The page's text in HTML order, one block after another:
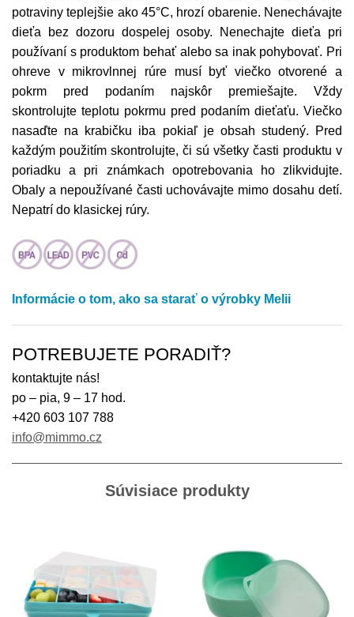
potraviny teplejšie ako 45°C, hrozí obarenie. Nenechávajte
dieťa bez dozoru dospelej osoby. Nenechajte dieťa pri
používaní s produktom behať alebo sa inak pohybovať. Pri
ohreve v mikrovlnnej rúre musí byť viečko otvorené a
pokrm pred podaním najskôr premiešajte. Vždy
skontrolujte teplotu pokrmu pred podaním dieťaťu. Viečko
nasaďte na krabičku iba pokiaľ je obsah studený. Pred
každým použitím skontrolujte, či sú všetky časti produktu v
poriadku a pri známkach opotrebovania ho zlikvidujte.
Obaly a nepoužívané časti uchovávajte mimo dosahu detí.
Nepatrí do klasickej rúry.
Informácie o tom, ako sa starať o výrobky Melii
POTREBUJETE PORADIŤ?
kontaktujte nás!
po – pia, 9 – 17 hod.
+420 603 107 788
info@mimmo.cz
Súvisiace produkty